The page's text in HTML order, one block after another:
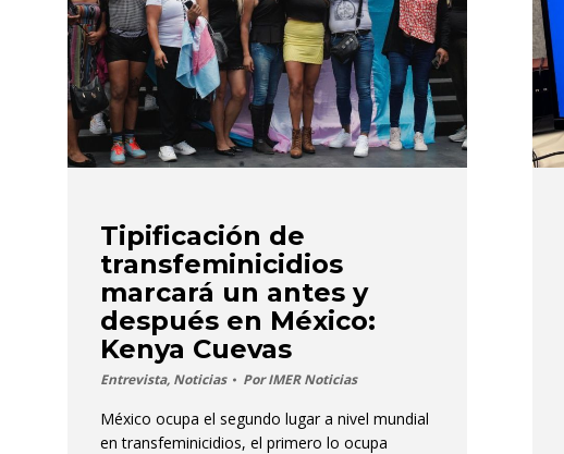
Tipificación de
transfeminicidios
marcará un antes y
después en México:
Kenya Cuevas
Entrevista, Noticias PorIMER Noticias
México ocupa el segundo lugar a nivel mundial
en transfeminicidios, el primero lo ocupa